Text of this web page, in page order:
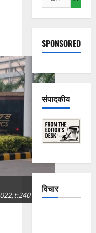
को
खोजें:
SPONSORED
संपादकीय
विचार